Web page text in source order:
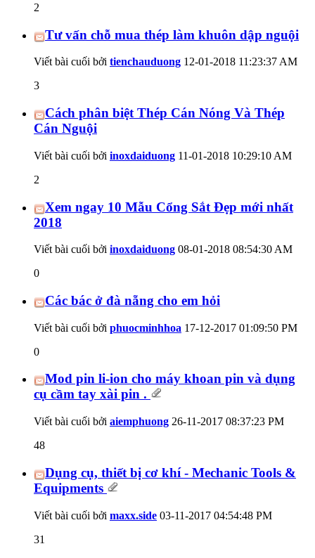
2
Tư vấn chỗ mua thép làm khuôn dập nguội
Viết bài cuối bởi tienchauduong 12-01-2018 11:23:37 AM
3
Cách phân biệt Thép Cán Nóng Và Thép
Cán Nguội
Viết bài cuối bởi inoxdaiduong 11-01-2018 10:29:10 AM
2
Xem ngay 10 Mẫu Cổng Sắt Đẹp mới nhất
2018
Viết bài cuối bởi inoxdaiduong 08-01-2018 08:54:30 AM
0
Các bác ở đà nẵng cho em hỏi
Viết bài cuối bởi phuocminhhoa 17-12-2017 01:09:50 PM
0
Mod pin li-ion cho máy khoan pin và dụng
cụ cầm tay xài pin .
Viết bài cuối bởi aiemphuong 26-11-2017 08:37:23 PM
48
Dụng cụ, thiết bị cơ khí - Mechanic Tools &
Equipments
Viết bài cuối bởi maxx.side 03-11-2017 04:54:48 PM
31